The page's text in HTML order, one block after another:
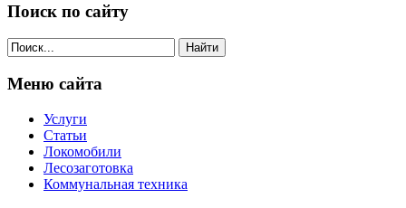
Поиск по сайту
Найти
Меню сайта
Услуги
Статьи
Локомобили
Лесозаготовка
Коммунальная техника